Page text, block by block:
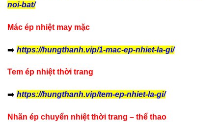
noi-bat/
Mác ép nhiệt may mặc
➡️ https://hungthanh.vip/1-mac-ep-nhiet-la-gi/
Tem ép nhiệt thời trang
➡️ https://hungthanh.vip/tem-ep-nhiet-la-gi/
Nhãn ép chuyển nhiệt thời trang – thể thao